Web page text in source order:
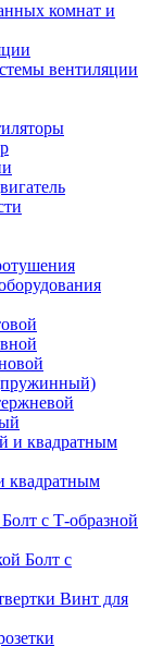
комнат и
вентиляции
квадратным
Болт с Т-образной
Болт с
Винт для